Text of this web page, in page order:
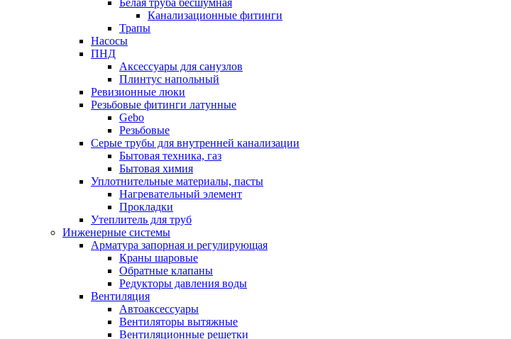
Белая труба бесшумная
Канализационные фитинги
Трапы
Насосы
ПНД
Аксессуары для санузлов
Плинтус напольный
Ревизионные люки
Резьбовые фитинги латунные
Gebo
Резьбовые
Серые трубы для внутренней канализации
Бытовая техника, газ
Бытовая химия
Уплотнительные материалы, пасты
Нагревательный элемент
Прокладки
Утеплитель для труб
Инженерные системы
Арматура запорная и регулирующая
Краны шаровые
Обратные клапаны
Редукторы давления воды
Вентиляция
Автоаксессуары
Вентиляторы вытяжные
Вентиляционные решетки